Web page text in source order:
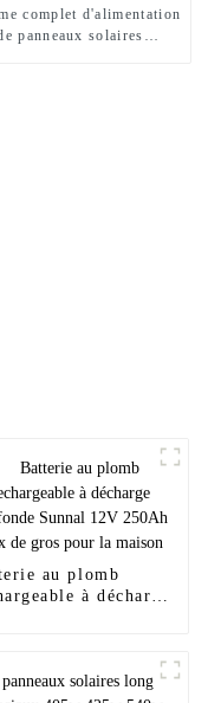
complet d'alimentation
panneaux solaires
au plomb
à décharge